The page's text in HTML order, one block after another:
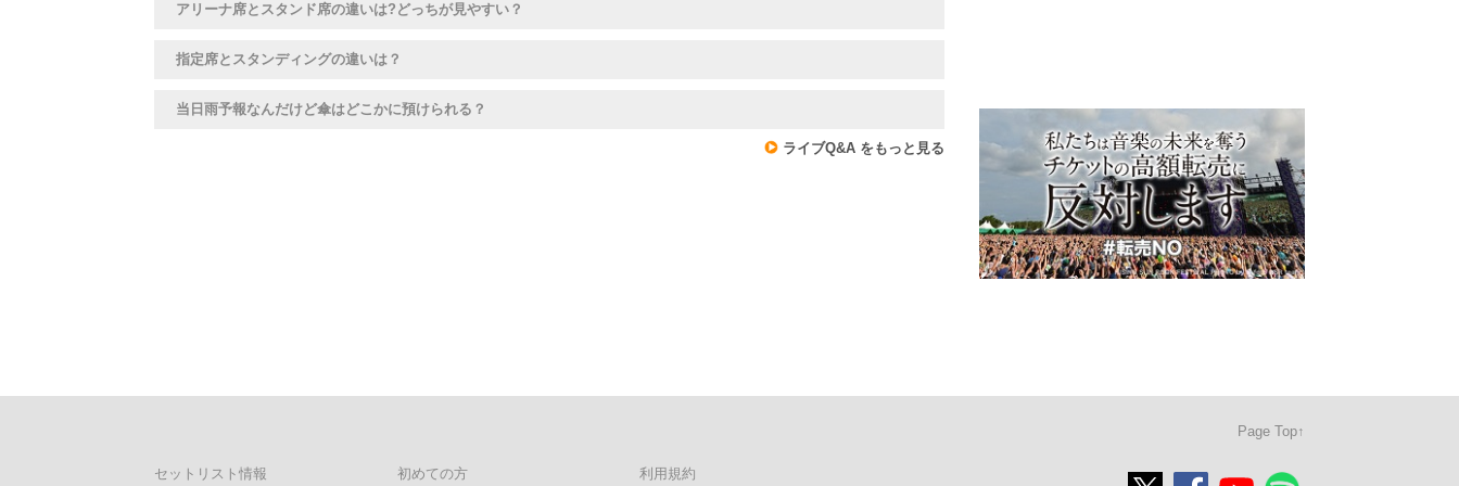
アリーナ席とスタンド席の違いは?どっちが見やすい？
指定席とスタンディングの違いは？
当日雨予報なんだけど傘はどこかに預けられる？
ライブQ&A をもっと見る
Page Top↑
セットリスト情報 初めての方 利用規約